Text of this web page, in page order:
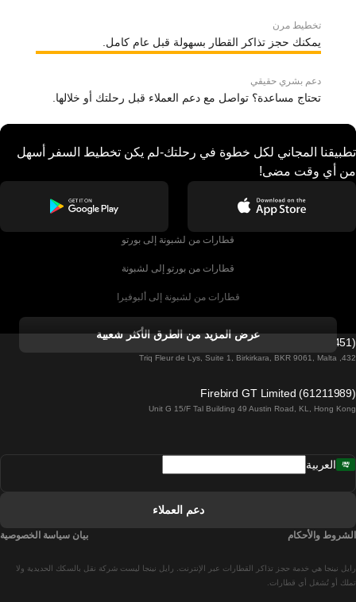
تخطيط مرن
يمكنك حجز تذاكر القطار بسهولة قبل عام كامل.
دعم بشري حقيقي
تحتاج مساعدة؟ تواصل مع دعم العملاء قبل رحلتك أو خلالها.
تطبيقنا المجاني لكل خطوة في رحلتك-لم يكن تخطيط السفر أسهل
من أي وقت مضى!
قطارات من لشبونة إلى بورتو
قطارات من بورتو إلى لشبونة
قطارات من لشبونة إلى ألبوفيرا
قطارات من ألبوفيرا إلى لشبونة
قطارات من لشبونة إلى لاغوس
قطارات من لشبونة إلى مدريد
عرض المزيد من الطرق الأكثر شعبية
Firebird GT Limited (OC 1451)
432, Triq Fleur de Lys, Suite 1, Birkirkara, BKR 9061, Malta
Firebird GT Limited (61211989)
Unit G 15/F Tal Building 49 Austin Road, KL, Hong Kong
رايل نينجا هي خدمة حجز تذاكر القطارات عبر الإنترنت. رايل نينجا ليست شركة نقل بالسكك الحديدية ولا
تملك أو تُشغل أي قطارات.
العربية
دعم العملاء
الشروط والأحكام بيان سياسة الخصوصية